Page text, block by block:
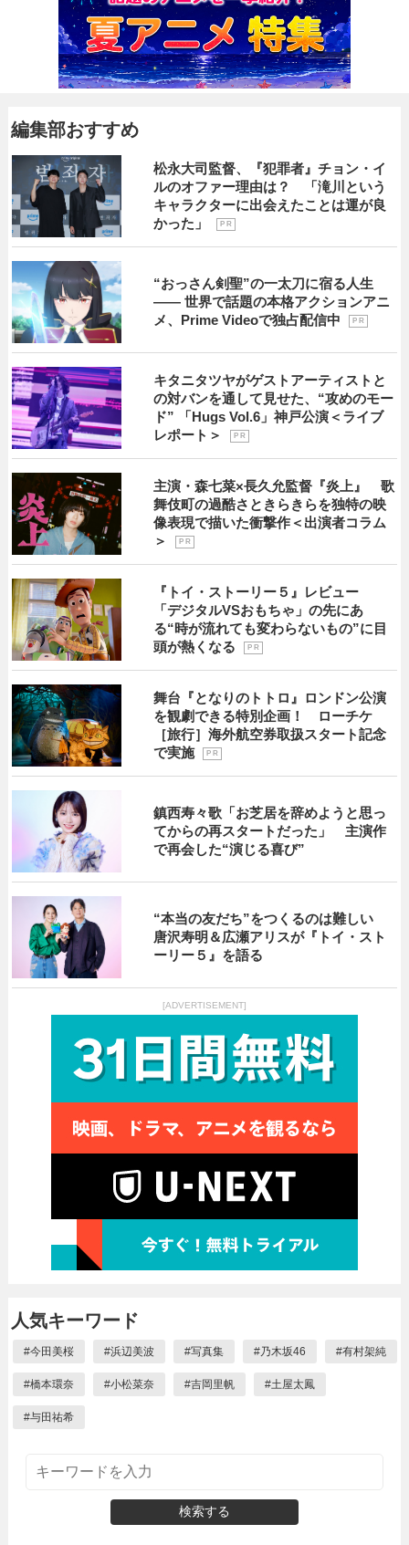
編集部おすすめ
松永大司監督、『犯罪者』チョン・イ
ルのオファー理由は？ 「滝川という
キャラクターに出会えたことは運が良
かった」
P R
“おっさん剣聖”の一太刀に宿る人生
―― 世界で話題の本格アクションアニ
メ、Prime Videoで独占配信中
P R
キタニタツヤがゲストアーティストと
の対バンを通して見せた、“攻めのモー
ド” 「Hugs Vol.6」神戸公演＜ライブ
レポート＞
P R
主演・森七菜×長久允監督『炎上』 歌
舞伎町の過酷さときらきらを独特の映
像表現で描いた衝撃作＜出演者コラム
＞
P R
『トイ・ストーリー５』レビュー
「デジタルVSおもちゃ」の先にあ
る“時が流れても変わらないもの”に目
頭が熱くなる
P R
舞台『となりのトトロ』ロンドン公演
を観劇できる特別企画！ ローチケ
［旅行］海外航空券取扱スタート記念
で実施
P R
鎮西寿々歌「お芝居を辞めようと思っ
てからの再スタートだった」 主演作
で再会した“演じる喜び”
“本当の友だち”をつくるのは難しい
唐沢寿明＆広瀬アリスが『トイ・スト
ーリー５』を語る
[ADVERTISEMENT]
人気キーワード
#今田美桜 #浜辺美波 #写真集 #乃木坂46 #有村架純
#橋本環奈 #小松菜奈 #吉岡里帆 #土屋太鳳
#与田祐希
検索する